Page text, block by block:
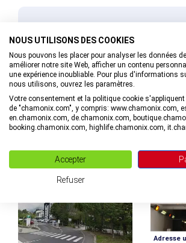
Accès PMR St Michel - Office de Tourisme
TÉLÉCHARGER
INFORMATIONS LIÉES
Adresse
NOUS UTILISONS DES COOKIES
Nous pouvons les placer pour analyser les données
améliorer notre site Web, afficher un contenu
une expérience inoubliable. Pour plus d'informations
nous utilisons, ouvrez les paramètres.
Votre consentement et la politique cookie
de "chamonix.com", y compris: www.chamonix.com,
en.chamonix.com, de.chamonix.com,
booking.chamonix.com, highlife.chamonix.com,
Accepter
Refuser